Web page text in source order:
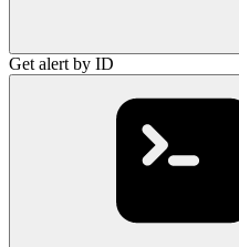
Get alert by ID